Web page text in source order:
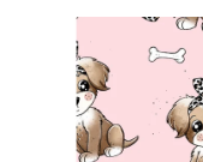
produktu
hviezdičiek.